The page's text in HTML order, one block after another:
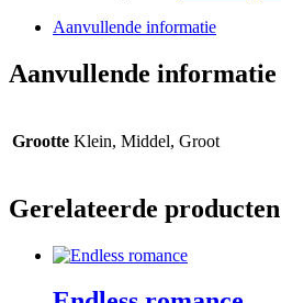
Aanvullende informatie
Aanvullende informatie
Grootte Klein, Middel, Groot
Gerelateerde producten